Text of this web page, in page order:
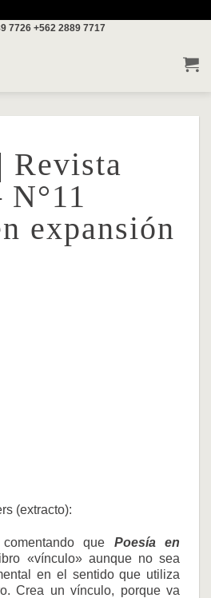
7726 +562 2889 7717
Revista
expansión
(extracto):
que Poesía en
«vínculo» aunque no sea
en el sentido que utiliza
Crea un vínculo, porque va